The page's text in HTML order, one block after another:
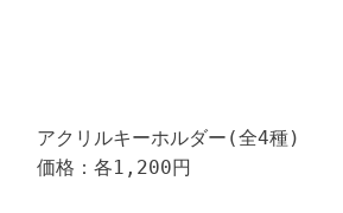
アクリルキーホルダー(全4種)
価格：各1,200円